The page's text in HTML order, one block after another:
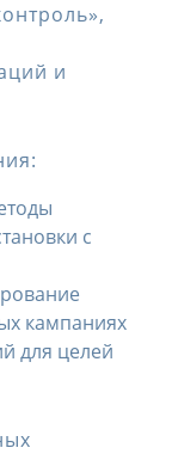
и
с
кампаниях
для целей